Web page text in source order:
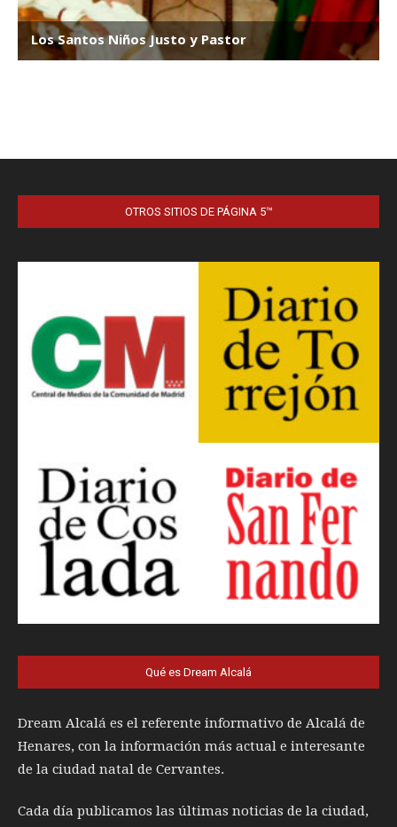
OTROS SITIOS DE PÁGINA 5™
Qué es Dream Alcalá
Dream Alcalá es el referente informativo de Alcalá de
Henares, con la información más actual e interesante
de la ciudad natal de Cervantes.
Cada día publicamos las últimas noticias de la ciudad,